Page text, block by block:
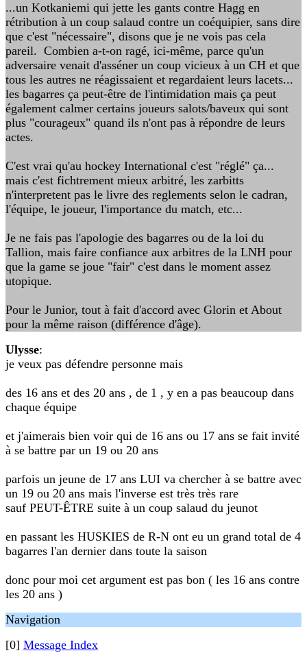
...un Kotkaniemi qui jette les gants contre Hagg en
rétribution à un coup salaud contre un coéquipier, sans dire
que c'est "nécessaire", disons que je ne vois pas cela
pareil. Combien a-t-on ragé, ici-même, parce qu'un
adversaire venait d'asséner un coup vicieux à un CH et que
tous les autres ne réagissaient et regardaient leurs lacets...
les bagarres ça peut-être de l'intimidation mais ça peut
également calmer certains joueurs salots/baveux qui sont
plus "courageux" quand ils n'ont pas à répondre de leurs
actes.
C'est vrai qu'au hockey International c'est "réglé" ça...
mais c'est fichtrement mieux arbitré, les zarbitts
n'interpretent pas le livre des reglements selon le cadran,
l'équipe, le joueur, l'importance du match, etc...
Je ne fais pas l'apologie des bagarres ou de la loi du
Tallion, mais faire confiance aux arbitres de la LNH pour
que la game se joue "fair" c'est dans le moment assez
utopique.
Pour le Junior, tout à fait d'accord avec Glorin et About
pour la même raison (différence d'âge).
Ulysse:
je veux pas défendre personne mais
des 16 ans et des 20 ans , de 1 , y en a pas beaucoup dans
chaque équipe
et j'aimerais bien voir qui de 16 ans ou 17 ans se fait invité
à se battre par un 19 ou 20 ans
parfois un jeune de 17 ans LUI va chercher à se battre avec
un 19 ou 20 ans mais l'inverse est très très rare
sauf PEUT-ÊTRE suite à un coup salaud du jeunot
en passant les HUSKIES de R-N ont eu un grand total de 4
bagarres l'an dernier dans toute la saison
donc pour moi cet argument est pas bon ( les 16 ans contre
les 20 ans )
Navigation
[0] Message Index